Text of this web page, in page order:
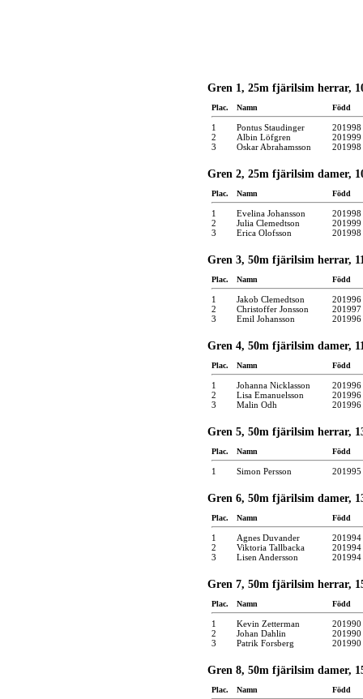
Gren 1, 25m fjärilsim herrar,
Plac. Namn Född
1 Pontus Staudinger
201998
2
Albin Löfgren
201999
3
Oskar Abrahamsson 201998
Gren 2, 25m fjärilsim damer,
Plac. Namn Född
1 Evelina Johansson
201998
2
Julia Clemedtson
201999
3
Erica Olofsson 201998
Gren 3, 50m fjärilsim herrar,
Plac. Namn Född
1 Jakob Clemedtson
201996
2
Christoffer Jonsson
201997
3
Emil Johansson 201996
Gren 4, 50m fjärilsim damer,
Plac. Namn Född
1 Johanna Nicklasson
201996
2
Lisa Emanuelsson
201996
3
Malin Odh 201996
Gren 5, 50m fjärilsim herrar,
Plac. Namn Född
1 Simon Persson 201995
Gren 6, 50m fjärilsim damer,
Plac. Namn Född
1 Agnes Duvander
201994
2
Viktoria Tallbacka
201994
3
Lisen Andersson 201994
Gren 7, 50m fjärilsim herrar,
Plac. Namn Född
1 Kevin Zetterman
201990
2
Johan Dahlin
201990
3
Patrik Forsberg 201990
Gren 8, 50m fjärilsim damer,
Plac. Namn Född